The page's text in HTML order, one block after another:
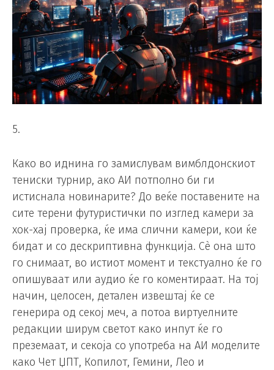
5.
Како во иднина го замислувам вимблдонскиот
тениски турнир, ако АИ потполно би ги
истиснала новинарите? До веќе поставените на
сите терени футуристички по изглед камери за
хок-хај проверка, ќе има слични камери, кои ќе
бидат и со дескриптивна функција. Сè она што
го снимаат, во истиот момент и текстуално ќе го
опишуваат или аудио ќе го коментираат. На тој
начин, целосен, детален извештај ќе се
генерира од секој меч, а потоа виртуелните
редакции ширум светот како инпут ќе го
преземаат, и секоја со употреба на АИ моделите
како Чет ЏПТ, Копилот, Гемини, Лео и